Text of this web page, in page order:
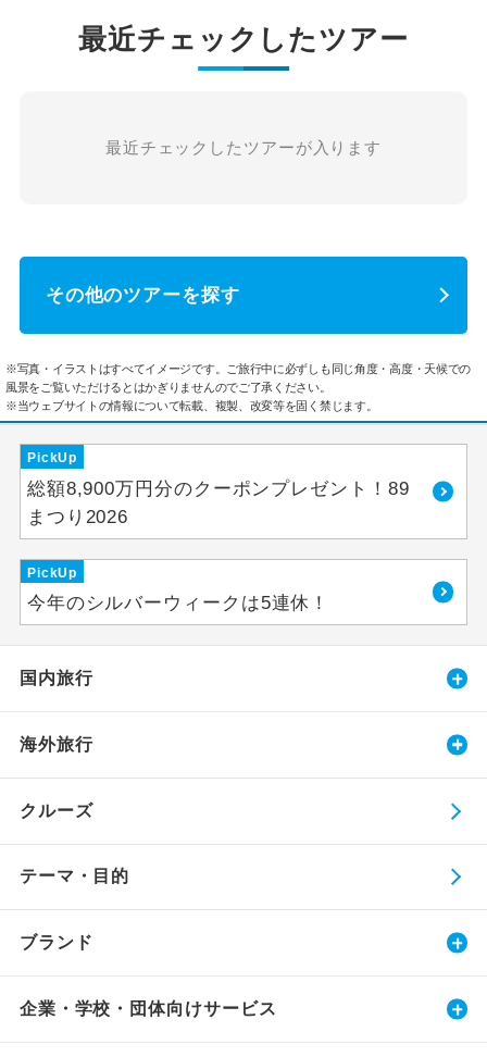
最近チェックしたツアー
最近チェックしたツアーが入ります
その他のツアーを探す
※写真・イラストはすべてイメージです。ご旅行中に必ずしも同じ角度・高度・天候での
風景をご覧いただけるとはかぎりませんのでご了承ください。
※当ウェブサイトの情報について転載、複製、改変等を固く禁じます。
PickUp
総額8,900万円分のクーポンプレゼント！89
まつり2026
PickUp
今年のシルバーウィークは5連休！
国内旅行
海外旅行
クルーズ
テーマ・目的
ブランド
企業・学校・団体向けサービス